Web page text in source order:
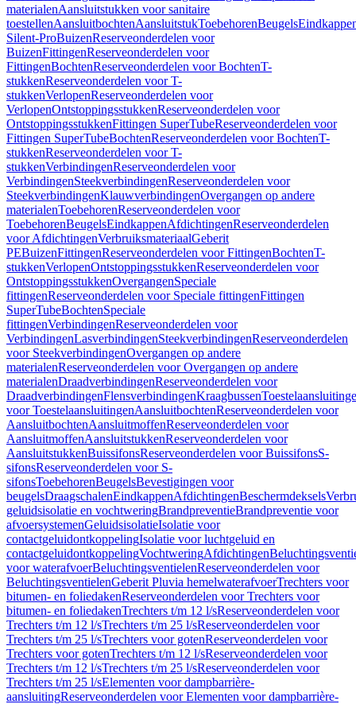
materialenAansluitstukken voor sanitaire
toestellenAansluitbochtenAansluitstukToebehorenBeugels
Silent-ProBuizenReserveonderdelen voor
BuizenFittingenReserveonderdelen voor
FittingenBochtenReserveonderdelen voor BochtenT-
stukkenReserveonderdelen voor T-
stukkenVerlopenReserveonderdelen voor
VerlopenOntstoppingsstukkenReserveonderdelen voor
OntstoppingsstukkenFittingen SuperTubeReserveonderdelen voor
Fittingen SuperTubeBochtenReserveonderdelen voor BochtenT-
stukkenReserveonderdelen voor T-
stukkenVerbindingenReserveonderdelen voor
VerbindingenSteekverbindingenReserveonderdelen voor
SteekverbindingenKlauwverbindingenOvergangen op andere
materialenToebehorenReserveonderdelen voor
ToebehorenBeugelsEindkappenAfdichtingenReserveonderdelen
voor AfdichtingenVerbruiksmateriaalGeberit
PEBuizenFittingenReserveonderdelen voor FittingenBochtenT-
stukkenVerlopenOntstoppingsstukkenReserveonderdelen voor
OntstoppingsstukkenOvergangenSpeciale
fittingenReserveonderdelen voor Speciale fittingenFittingen
SuperTubeBochtenSpeciale
fittingenVerbindingenReserveonderdelen voor
VerbindingenLasverbindingenSteekverbindingenReserveonderdelen
voor SteekverbindingenOvergangen op andere
materialenReserveonderdelen voor Overgangen op andere
materialenDraadverbindingenReserveonderdelen voor
DraadverbindingenFlensverbindingenKraagbussen
voor ToestelaansluitingenAansluitbochtenReserveonderdelen voor
AansluitbochtenAansluitmoffenReserveonderdelen voor
AansluitmoffenAansluitstukkenReserveonderdelen voor
AansluitstukkenBuissifonsReserveonderdelen voor BuissifonsS-
sifonsReserveonderdelen voor S-
sifonsToebehorenBeugelsBevestigingen voor
beugelsDraagschalenEindkappenAfdichtingenBeschermdeksels
geluidsisolatie en vochtweringBrandpreventieBrandpreventie voor
afvoersystemenGeluidsisolatieIsolatie voor
contactgeluidontkoppelingIsolatie voor luchtgeluid en
contactgeluidontkoppelingVochtweringAfdichtingen
voor waterafvoerBeluchtingsventielenReserveonderdelen voor
BeluchtingsventielenGeberit Pluvia hemelwaterafvoerTrechters voor
bitumen- en foliedakenReserveonderdelen voor Trechters voor
bitumen- en foliedakenTrechters t/m 12 l/sReserveonderdelen voor
Trechters t/m 12 l/sTrechters t/m 25 l/sReserveonderdelen voor
Trechters t/m 25 l/sTrechters voor gotenReserveonderdelen voor
Trechters voor gotenTrechters t/m 12 l/sReserveonderdelen voor
Trechters t/m 12 l/sTrechters t/m 25 l/sReserveonderdelen voor
Trechters t/m 25 l/sElementen voor dampbarrière-
aansluitingReserveonderdelen voor Elementen voor dampbarrière-